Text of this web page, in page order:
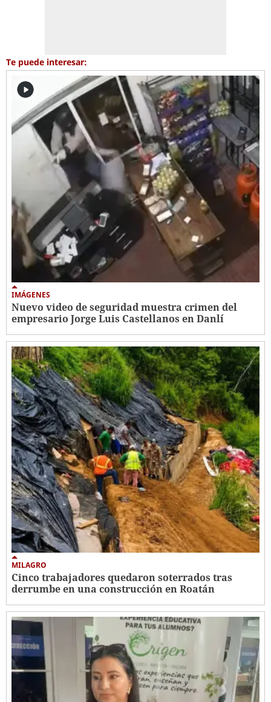
Te puede interesar:
IMÁGENES
Nuevo video de seguridad muestra crimen del
empresario Jorge Luis Castellanos en Danlí
MILAGRO
Cinco trabajadores quedaron soterrados tras
derrumbe en una construcción en Roatán